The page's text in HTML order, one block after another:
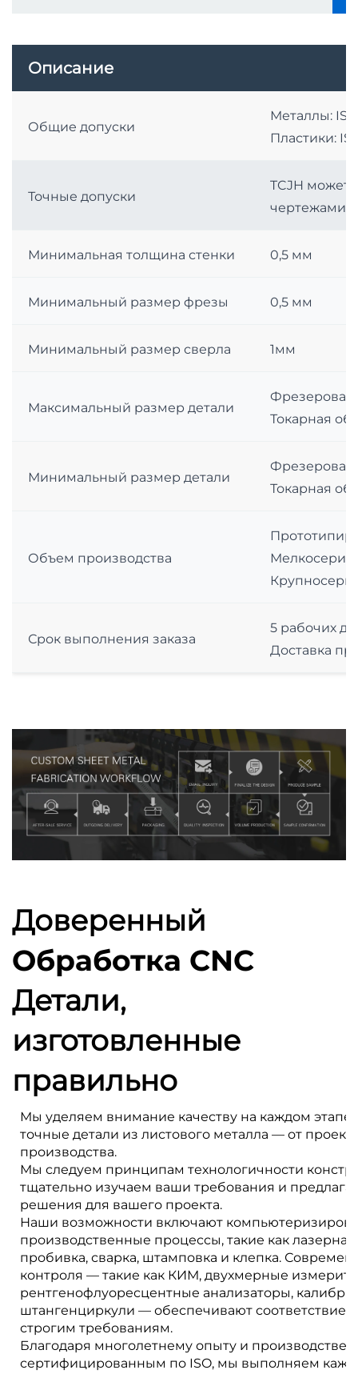
Описание
Общие допуски
Металлы:
Пластики:
Точные допуски
TCJH может
чертежами
Минимальная толщина стенки 0,5 мм
Минимальный размер фрезы 0,5 мм
Минимальный размер сверла 1мм
Максимальный размер детали
Токарная
Минимальный размер детали
Токарная
Объем производства
Срок выполнения заказа
5 рабочих
Доставка
Доверенный
Обработка CNC
Детали,
изготовленные
правильно
Мы уделяем внимание качеству на каждом этапе,
точные детали из листового металла — от
производства.
Мы следуем принципам технологичности
тщательно изучаем ваши требования и
решения для вашего проекта.
Наши возможности включают
производственные процессы, такие как лазерная
пробивка, сварка, штамповка и клепка.
контроля — такие как КИМ, двухмерные
рентгенофлуоресцентные анализаторы,
штангенциркули — обеспечивают соответствие
строгим требованиям.
Благодаря многолетнему опыту и
сертифицированным по ISO, мы выполняем